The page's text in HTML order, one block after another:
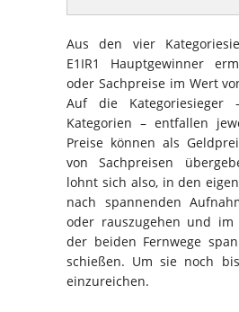
Aus den vier
E1IR1 Hauptgewinner
oder Sachpreise im Wert
Auf die
Kategorien – entfallen
Preise können als
von Sachpreisen
lohnt sich also, in den
nach spannenden
oder rauszugehen und im
der beiden Fernwege
schießen. Um sie noch
einzureichen.